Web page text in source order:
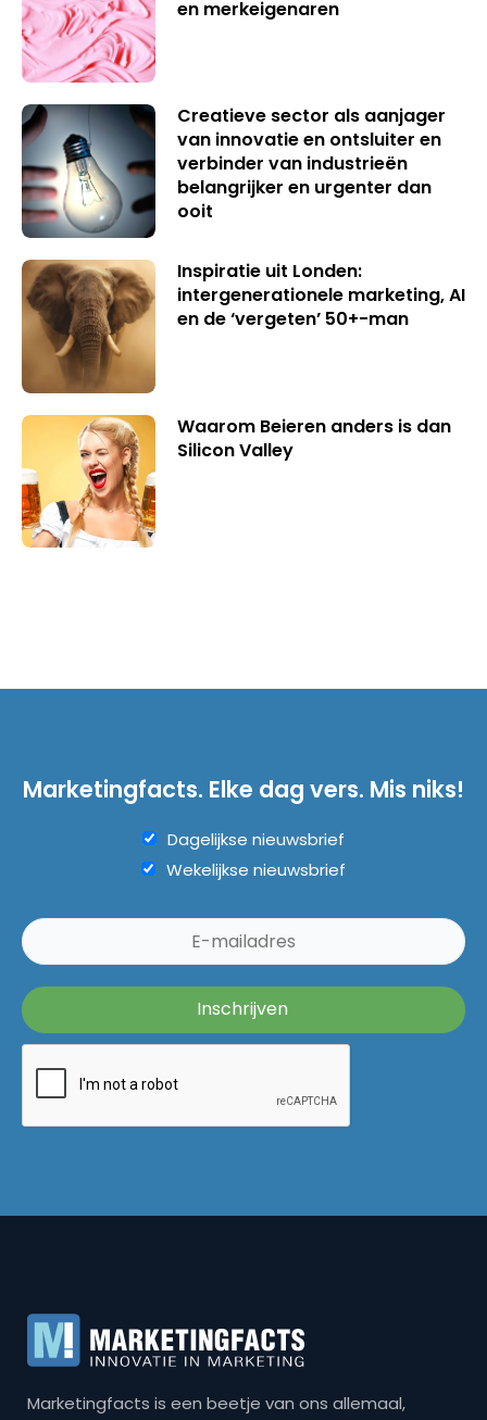
en merkeigenaren
Creatieve sector als aanjager
van innovatie en ontsluiter en
verbinder van industrieën
belangrijker en urgenter dan
ooit
Inspiratie uit Londen:
intergenerationele marketing, AI
en de ‘vergeten’ 50+-man
Waarom Beieren anders is dan
Silicon Valley
Marketingfacts. Elke dag vers. Mis niks!
Dagelijkse nieuwsbrief
Wekelijkse nieuwsbrief
Marketingfacts is een beetje van ons allemaal,